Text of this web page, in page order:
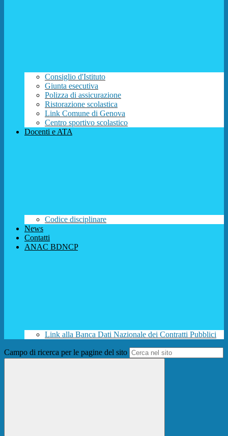
Consiglio d'Istituto
Giunta esecutiva
Polizza di assicurazione
Ristorazione scolastica
Link Comune di Genova
Centro sportivo scolastico
Docenti e ATA
Codice disciplinare
News
Contatti
ANAC BDNCP
Link alla Banca Dati Nazionale dei Contratti Pubblici
Campo di ricerca per le pagine del sito